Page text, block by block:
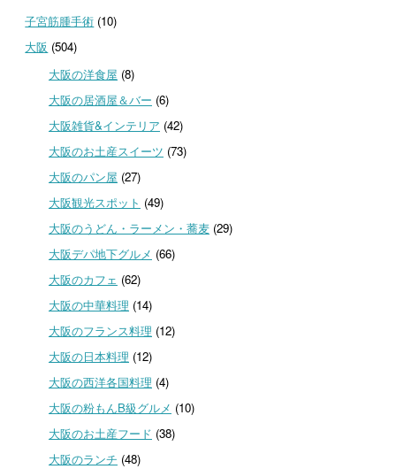
子宮筋腫手術 (10)
大阪 (504)
大阪の洋食屋 (8)
大阪の居酒屋＆バー (6)
大阪雑貨&インテリア (42)
大阪のお土産スイーツ (73)
大阪のパン屋 (27)
大阪観光スポット (49)
大阪のうどん・ラーメン・蕎麦(29)
大阪デパ地下グルメ (66)
大阪のカフェ (62)
大阪の中華料理 (14)
大阪のフランス料理 (12)
大阪の日本料理 (12)
大阪の西洋各国料理 (4)
大阪の粉もんB級グルメ (10)
大阪のお土産フード (38)
大阪のランチ (48)